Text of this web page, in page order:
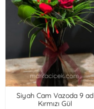
Siyah Cam Vazoda 9 ad
Kırmızı Gül